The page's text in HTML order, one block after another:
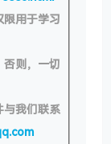
用于学习
则，一切
与我们联系